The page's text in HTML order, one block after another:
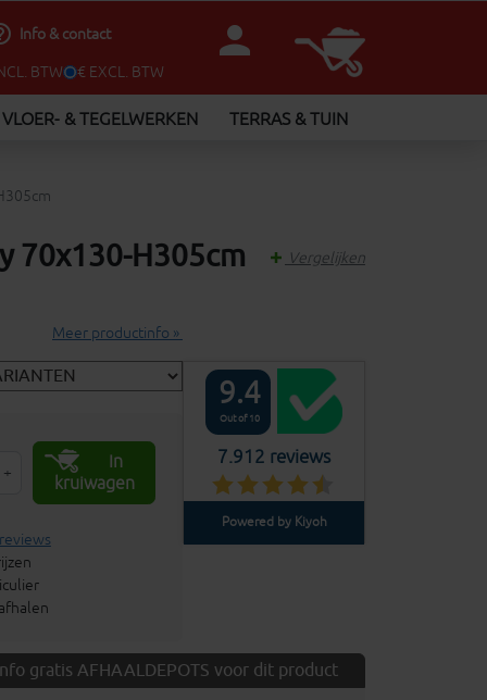
Info & contact
BTW € EXCL. BTW
person
VLOER- & TEGELWERKEN TERRAS & TUIN
70x130-H305cm Vergelijken
Meer productinfo »
+
In
kruiwagen
9.4
Out of 10
7.912 reviews
Powered by Kiyoh
gratis AFHAALDEPOTS voor dit product